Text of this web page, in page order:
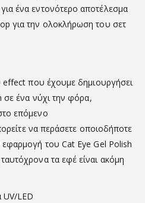
ένα εντονότερο αποτέλεσμα
για την ολοκλήρωση του σετ
effect που έχουμε δημιουργήσει
σε ένα νύχι την φόρα,
επόμενο
να περάσετε οποιοδήποτε
του Cat Eye Gel Polish
τα εφέ είναι ακόμη
UV/LED